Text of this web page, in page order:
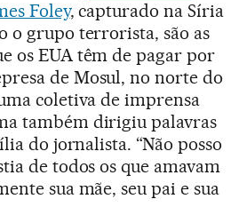
Foley, capturado na Síria
o grupo terrorista, são as
os EUA têm de pagar por
de Mosul, no norte do
coletiva de imprensa
também dirigiu palavras
do jornalista. “Não posso
de todos os que amavam
sua mãe, seu pai e sua